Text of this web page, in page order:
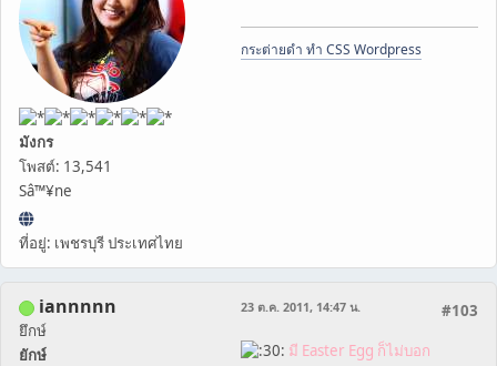
มังกร
โพสต์: 13,541
Sâ™¥ne
ที่อยู่: เพชรบุรี ประเทศไทย
กระต่ายดำ ทำ CSS Wordpress
iannnnn
ยึกษ์
ยักษ์
#103
23 ต.ค. 2011, 14:47 น.
มี Easter Egg ก็ไม่บอก